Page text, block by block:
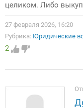
целиком. Либо
27 февраля 2026, 16:20
Рубрика: Юридические
2